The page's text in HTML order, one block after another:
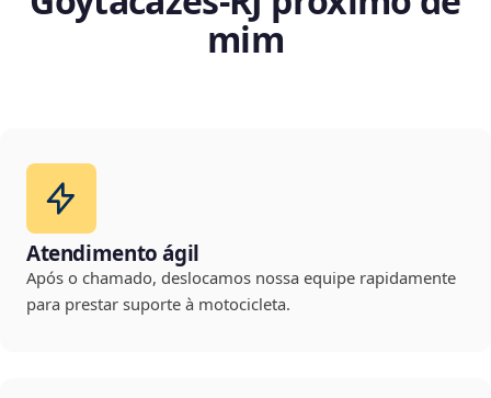
mim
Atendimento ágil
Após o chamado, deslocamos nossa equipe rapidamente
para prestar suporte à motocicleta.